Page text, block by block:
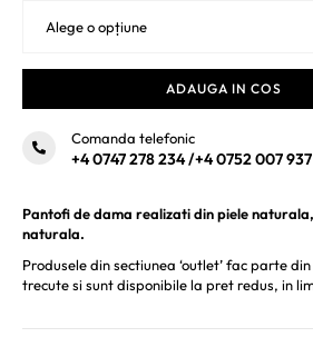
ADAUGA IN COS
Comanda telefonic
+4 0747 278 234/+4 0752 007 937
Pantofi de dama realizati din piele
naturala.
Produsele din sectiunea ‘outlet’ fac parte
trecute si sunt disponibile la pret redus, in